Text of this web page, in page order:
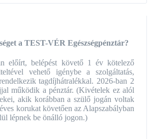
a TEST-VÉR Egészségpénztár?
előírt, belépést követő 1 év kötelező
vehető igénybe a szolgáltatás,
tagdíjhátralékkal. 2026-ban 2
működik a pénztár. (Kivételek ez alól
akik korábban a szülő jogán voltak
korukat követően az Alapszabályban
lépnek be önálló jogon.)